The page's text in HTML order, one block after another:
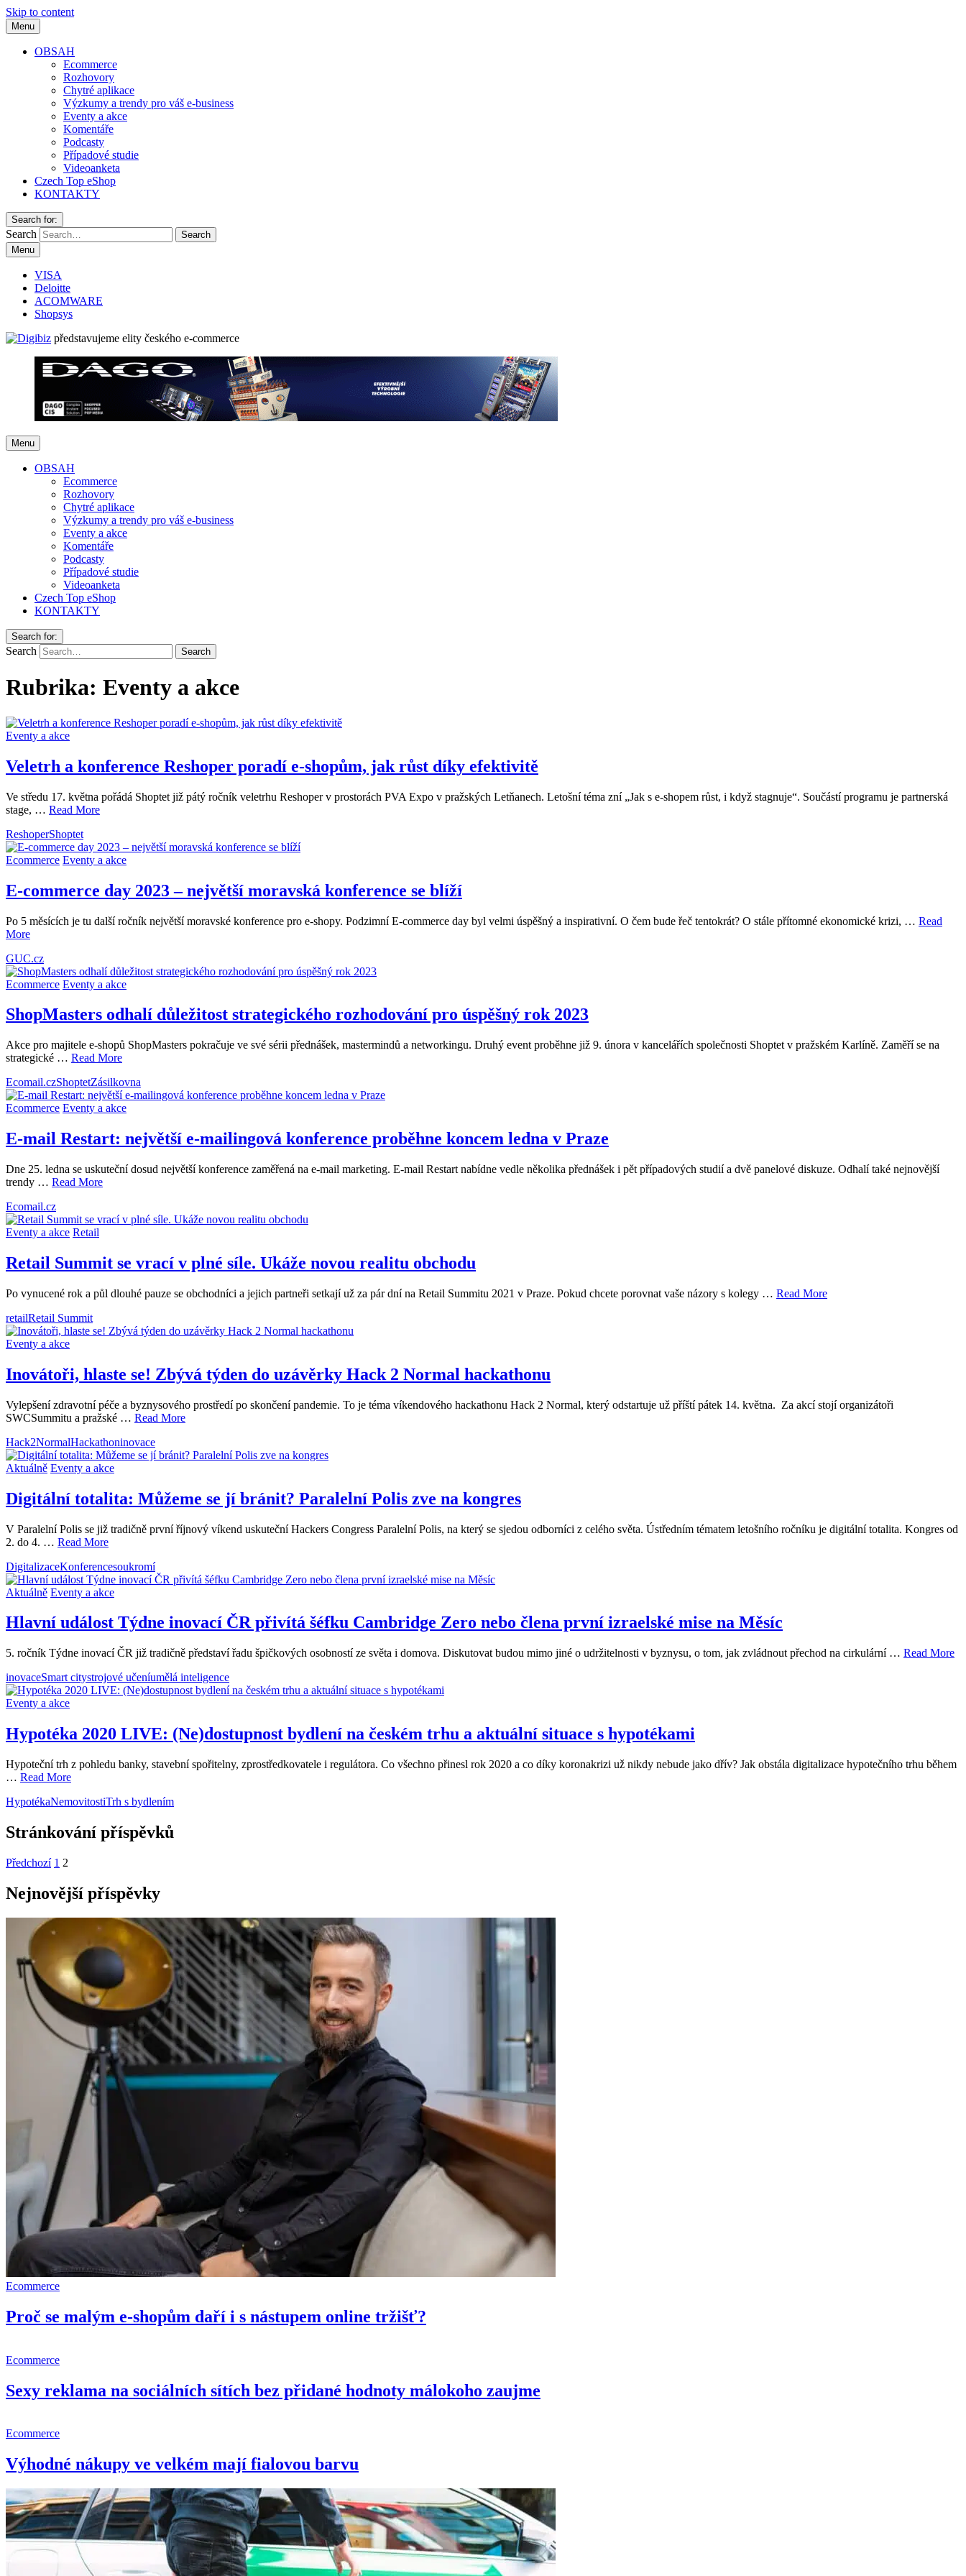
Skip to content
Menu
OBSAH
Ecommerce
Rozhovory
Chytré aplikace
Výzkumy a trendy pro váš e-business
Eventy a akce
Komentáře
Podcasty
Případové studie
Videoanketa
Czech Top eShop
KONTAKTY
Search for:
Search
Menu
VISA
Deloitte
ACOMWARE
Shopsys
představujeme elity českého e-commerce
Menu
OBSAH
Ecommerce
Rozhovory
Chytré aplikace
Výzkumy a trendy pro váš e-business
Eventy a akce
Komentáře
Podcasty
Případové studie
Videoanketa
Czech Top eShop
KONTAKTY
Search for:
Search
Rubrika: Eventy a akce
Eventy a akce
Veletrh a konference Reshoper poradí e-shopům, jak růst díky efektivitě
Ve středu 17. května pořádá Shoptet již pátý ročník veletrhu Reshoper v prostorách PVA Expo v pražských Letňanech. Letošní téma zní „Jak s e-shopem růst, i když stagnuje“. Součástí programu je partnerská
stage, … Read More
ReshoperShoptet
Ecommerce Eventy a akce
E-commerce day 2023 – největší moravská konference se blíží
Po 5 měsících je tu další ročník největší moravské konference pro e-shopy. Podzimní E-commerce day byl velmi úspěšný a inspirativní. O čem bude řeč tentokrát? O stále přítomné ekonomické krizi, … Read
More
GUC.cz
Ecommerce Eventy a akce
ShopMasters odhalí důležitost strategického rozhodování pro úspěšný rok 2023
Akce pro majitele e-shopů ShopMasters pokračuje ve své sérii přednášek, mastermindů a networkingu. Druhý event proběhne již 9. února v kancelářích společnosti Shoptet v pražském Karlíně. Zaměří se na
strategické … Read More
Ecomail.czShoptetZásilkovna
Ecommerce Eventy a akce
E-mail Restart: největší e-mailingová konference proběhne koncem ledna v Praze
Dne 25. ledna se uskuteční dosud největší konference zaměřená na e-mail marketing. E-mail Restart nabídne vedle několika přednášek i pět případových studií a dvě panelové diskuze. Odhalí také nejnovější
trendy … Read More
Ecomail.cz
Eventy a akce Retail
Retail Summit se vrací v plné síle. Ukáže novou realitu obchodu
Po vynucené rok a půl dlouhé pauze se obchodníci a jejich partneři setkají už za pár dní na Retail Summitu 2021 v Praze. Pokud chcete porovnat vaše názory s kolegy … Read More
retailRetail Summit
Eventy a akce
Inovátoři, hlaste se! Zbývá týden do uzávěrky Hack 2 Normal hackathonu
Vylepšení zdravotní péče a byznysového prostředí po skončení pandemie. To je téma víkendového hackathonu Hack 2 Normal, který odstartuje už příští pátek 14. května. Za akcí stojí organizátoři
SWCSummitu a pražské … Read More
Hack2NormalHackathoninovace
Aktuálně Eventy a akce
Digitální totalita: Můžeme se jí bránit? Paralelní Polis zve na kongres
V Paralelní Polis se již tradičně první říjnový víkend uskuteční Hackers Congress Paralelní Polis, na který se sjedou odborníci z celého světa. Ústředním tématem letošního ročníku je digitální totalita. Kongres od
2. do 4. … Read More
DigitalizaceKonferencesoukromí
Aktuálně Eventy a akce
Hlavní událost Týdne inovací ČR přivítá šéfku Cambridge Zero nebo člena první izraelské mise na Měsíc
5. ročník Týdne inovací ČR již tradičně představí řadu špičkových osobností ze světa i domova. Diskutovat budou mimo jiné o udržitelnosti v byznysu, o tom, jak zvládnout přechod na cirkulární … Read More
inovaceSmart citystrojové učeníumělá inteligence
Eventy a akce
Hypotéka 2020 LIVE: (Ne)dostupnost bydlení na českém trhu a aktuální situace s hypotékami
Hypoteční trh z pohledu banky, stavební spořitelny, zprostředkovatele i regulátora. Co všechno přinesl rok 2020 a co díky koronakrizi už nikdy nebude jako dřív? Jak obstála digitalizace hypotečního trhu během
… Read More
HypotékaNemovitostiTrh s bydlením
Stránkování příspěvků
Předchozí 1 2
Nejnovější příspěvky
Ecommerce
Proč se malým e-shopům daří i s nástupem online tržišť?
Ecommerce
Sexy reklama na sociálních sítích bez přidané hodnoty málokoho zaujme
Ecommerce
Výhodné nákupy ve velkém mají fialovou barvu